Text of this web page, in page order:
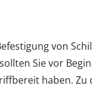
von
Sie vor
haben.